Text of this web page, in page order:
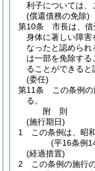
利子については、
(償還債務の免除)
第10条
市長は、
身体に著しい障害
なったと認められ
は一部を免除する
ることができると
(委任)
第11条
この条例
る。
附 則
(施行期日)
1
この条例は、昭
(平16条例
(経過措置)
2
この条例の施行